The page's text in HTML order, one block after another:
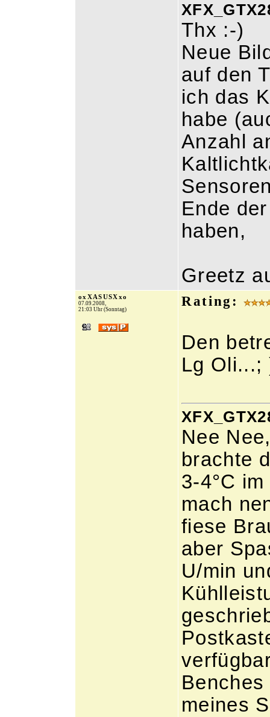
Thx :-)
Neue
auf den
ich das
habe
Anzahl
Ende
haben,
Greetz
oxXASUSXxo
07.09.2008,
21:03 Uhr (Sonntag)
Rating:
Den
Lg Oli...;
Nee
brachte
3-4°C
mach
fiese
aber
U/min
meines